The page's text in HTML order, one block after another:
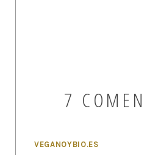
7
VEGANOYBIO.ES